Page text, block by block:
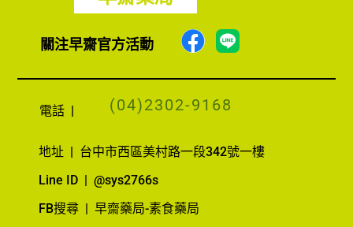
關注早齋官方活動
F
c
e
o
k
電話 | (04)2302-9168
地址 | 台中市西區美村路一段342號一樓
Line ID | @sys2766s
FB搜尋 | 早齋藥局-素食藥局